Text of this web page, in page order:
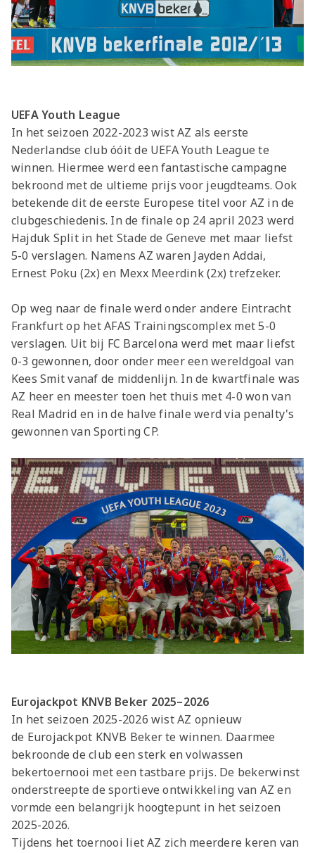
UEFA Youth League
In het seizoen 2022-2023 wist AZ als eerste
Nederlandse club óóit de UEFA Youth League te
winnen. Hiermee werd een fantastische campagne
bekroond met de ultieme prijs voor jeugdteams. Ook
betekende dit de eerste Europese titel voor AZ in de
clubgeschiedenis. In de finale op 24 april 2023 werd
Hajduk Split in het Stade de Geneve met maar liefst
5-0 verslagen. Namens AZ waren Jayden Addai,
Ernest Poku (2x) en Mexx Meerdink (2x) trefzeker.
Op weg naar de finale werd onder andere Eintracht
Frankfurt op het AFAS Trainingscomplex met 5-0
verslagen. Uit bij FC Barcelona werd met maar liefst
0-3 gewonnen, door onder meer een wereldgoal van
Kees Smit vanaf de middenlijn. In de kwartfinale was
AZ heer en meester toen het thuis met 4-0 won van
Real Madrid en in de halve finale werd via penalty's
gewonnen van Sporting CP.
Eurojackpot KNVB Beker 2025–2026
In het seizoen 2025-2026 wist AZ opnieuw
de Eurojackpot KNVB Beker te winnen. Daarmee
bekroonde de club een sterk en volwassen
bekertoernooi met een tastbare prijs. De bekerwinst
onderstreepte de sportieve ontwikkeling van AZ en
vormde een belangrijk hoogtepunt in het seizoen
2025-2026.
Tijdens het toernooi liet AZ zich meerdere keren van